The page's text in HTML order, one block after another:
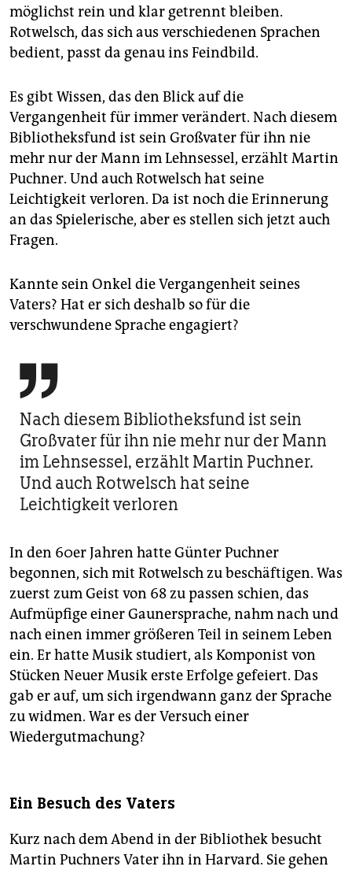
möglichst rein und klar getrennt bleiben.
Rotwelsch, das sich aus verschiedenen Sprachen
bedient, passt da genau ins Feindbild.
Es gibt Wissen, das den Blick auf die
Vergangenheit für immer verändert. Nach diesem
Bibliotheksfund ist sein Großvater für ihn nie
mehr nur der Mann im Lehnsessel, erzählt Martin
Puchner. Und auch Rotwelsch hat seine
Leichtigkeit verloren. Da ist noch die Erinnerung
an das Spielerische, aber es stellen sich jetzt auch
Fragen.
Kannte sein Onkel die Vergangenheit seines
Vaters? Hat er sich deshalb so für die
verschwundene Sprache engagiert?

Nach diesem Bibliotheksfund ist sein
Großvater für ihn nie mehr nur der Mann
im Lehnsessel, erzählt Martin Puchner.
Und auch Rotwelsch hat seine
Leichtigkeit verloren
In den 60er Jahren hatte Günter Puchner
begonnen, sich mit Rotwelsch zu beschäftigen. Was
zuerst zum Geist von 68 zu passen schien, das
Aufmüpfige einer Gaunersprache, nahm nach und
nach einen immer größeren Teil in seinem Leben
ein. Er hatte Musik studiert, als Komponist von
Stücken Neuer Musik erste Erfolge gefeiert. Das
gab er auf, um sich irgendwann ganz der Sprache
zu widmen. War es der Versuch einer
Wiedergutmachung?
Ein Besuch des Vaters
Kurz nach dem Abend in der Bibliothek besucht
Martin Puchners Vater ihn in Harvard. Sie gehen